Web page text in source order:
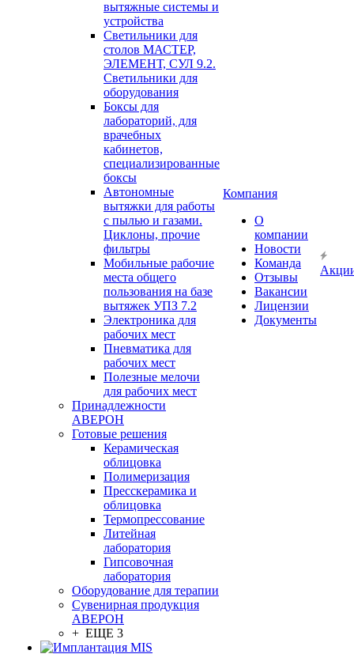
вытяжные системы и
устройства
Светильники для
столов МАСТЕР,
ЭЛЕМЕНТ, СУЛ 9.2.
Светильники для
оборудования
Боксы для
лабораторий, для
врачебных
кабинетов,
специализированные
боксы
Автономные
вытяжки для работы
с пылью и газами.
Циклоны, прочие
фильтры
Мобильные рабочие
места общего
пользования на базе
вытяжек УПЗ 7.2
Электроника для
рабочих мест
Пневматика для
рабочих мест
Полезные мелочи
для рабочих мест
Принадлежности
АВЕРОН
Готовые решения
Керамическая
облицовка
Полимеризация
Пресскерамика и
облицовка
Термопрессование
Литейная
лаборатория
Гипсовочная
лаборатория
Оборудование для терапии
Сувенирная продукция
АВЕРОН
+ ЕЩЕ 3
Компания
О
компании
Новости
Команда
Отзывы
Вакансии
Лицензии
Документы